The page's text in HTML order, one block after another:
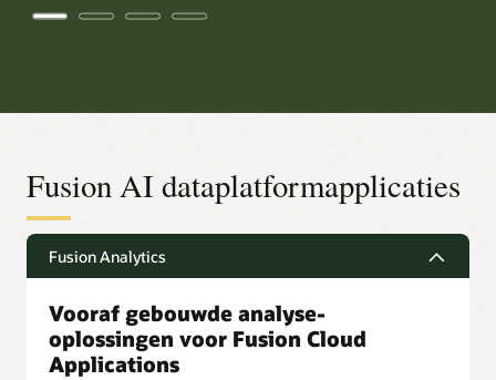
Fusion AI dataplatformapplicaties
Fusion Analytics
Vooraf gebouwde analyse-
oplossingen voor Fusion Cloud
Applications